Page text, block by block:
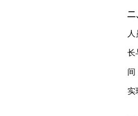
二
长
间
实